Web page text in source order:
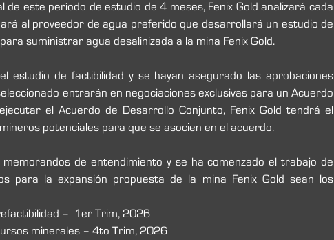
de este período de estudio de 4 meses, Fenix Gold analizará cada
al proveedor de agua preferido que desarrollará un estudio de
suministrar agua desalinizada a la mina Fenix Gold.
estudio de factibilidad y se hayan asegurado las aprobaciones
entrarán en negociaciones exclusivas para un Acuerdo
el Acuerdo de Desarrollo Conjunto, Fenix Gold tendrá el
potenciales para que se asocien en el acuerdo.
de entendimiento y se ha comenzado el trabajo de
para la expansión propuesta de la mina Fenix Gold sean los
–  1er Trim, 2026
minerales – 4to Trim, 2026